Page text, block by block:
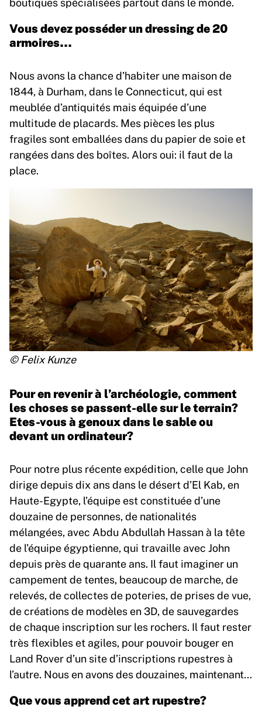
Vous devez posséder un dressing de 20
armoires…
Nous avons la chance d’habiter une maison de
1844, à Durham, dans le Connecticut, qui est
meublée d’antiquités mais équipée d’une
multitude de placards. Mes pièces les plus
fragiles sont emballées dans du papier de soie et
rangées dans des boîtes. Alors oui: il faut de la
place.
© Felix Kunze
Pour en revenir à l’archéologie, comment
les choses se passent-elle sur le terrain?
Etes-vous à genoux dans le sable ou
devant un ordinateur?
Pour notre plus récente expédition, celle que John
dirige depuis dix ans dans le désert d’El Kab, en
Haute-Egypte, l’équipe est constituée d’une
douzaine de personnes, de nationalités
mélangées, avec Abdu Abdullah Hassan à la tête
de l’équipe égyptienne, qui travaille avec John
depuis près de quarante ans. Il faut imaginer un
campement de tentes, beaucoup de marche, de
relevés, de collectes de poteries, de prises de vue,
de créations de modèles en 3D, de sauvegardes
de chaque inscription sur les rochers. Il faut rester
très flexibles et agiles, pour pouvoir bouger en
Land Rover d’un site d’inscriptions rupestres à
l’autre. Nous en avons des douzaines, maintenant…
Que vous apprend cet art rupestre?